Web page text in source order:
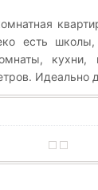
есть
кухни,
Идеально